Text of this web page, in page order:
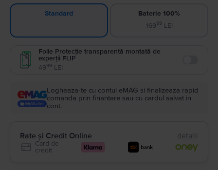
Standard
Baterie 100%
16999LEI
Folie Protecție transparentă montată de
experții FLIP
4999 LEI
Logheaza-te cu contul eMAG si finalizeaza rapid
comanda prin finantare sau cu cardul salvat in
cont.
Rate și Credit Online detalii
Card de
credit